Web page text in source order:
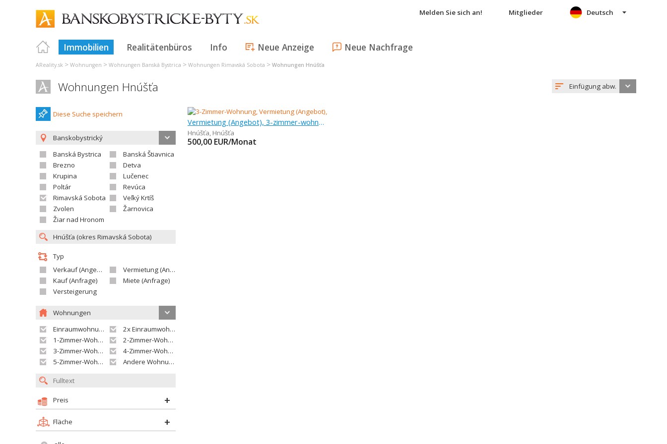
Melden Sie sich an! Mitglieder
Immobilien Realitätenbüros Info Neue Anzeige Neue Nachfrage
Deutsch
AReality.sk > Wohnungen > Wohnungen Banská Bystrica > Wohnungen Rimavská Sobota > Wohnungen Hnúšťa
Wohnungen Hnúšťa Einfügung abw.
Diese Suche speichern
Banskobystrický
Banská Bystrica
Banská Štiavnica
Brezno
Detva
Krupina
Lučenec
Poltár
Revúca
Rimavská Sobota
Veľký Krtíš
Zvolen
Žarnovica
Žiar nad Hronom
Typ
Verkauf (Angebot)
Vermietung (Angebot)
Kauf (Anfrage)
Miete (Anfrage)
Versteigerung
Wohnungen
Einraumwohnung
2x Einraumwohnung
1-Zimmer-Wohnung
2-Zimmer-Wohnung
3-Zimmer-Wohnung
4-Zimmer-Wohnung
5-Zimmer-Wohnung und größer
Andere Wohnung
Preis
Fläche
Vermietung (Angebot), 3-zimmer-wohnung, 78 m
Hnúšťa, Hnúšťa
500,00 EUR/Monat